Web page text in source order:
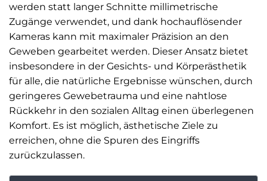
werden statt langer Schnitte millimetrische
Zugänge verwendet, und dank hochauflösender
Kameras kann mit maximaler Präzision an den
Geweben gearbeitet werden. Dieser Ansatz bietet
insbesondere in der Gesichts- und Körperästhetik
für alle, die natürliche Ergebnisse wünschen, durch
geringeres Gewebetrauma und eine nahtlose
Rückkehr in den sozialen Alltag einen überlegenen
Komfort. Es ist möglich, ästhetische Ziele zu
erreichen, ohne die Spuren des Eingriffs
zurückzulassen.